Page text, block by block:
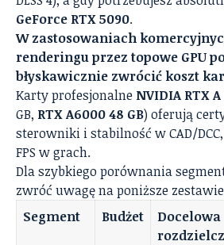
GeForce RTX 5090.
W zastosowaniach
renderingu przez topowe GPU
błyskawicznie zwrócić koszt
Karty profesjonalne NVIDIA RTX A
GB, RTX A6000 48 GB) oferują
sterowniki i stabilność w CAD/
FPS w grach.
Dla szybkiego porównania
zwróć uwagę na poniższe
Segment
Budżet
Docelowa